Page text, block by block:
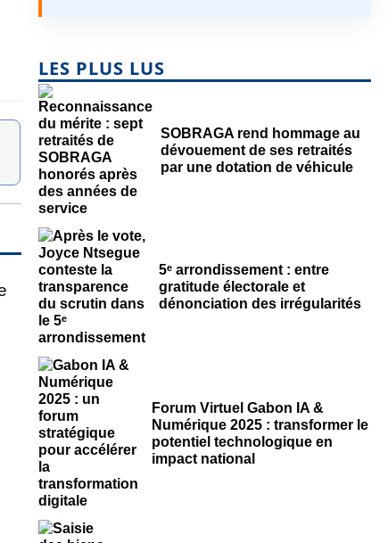
LES PLUS LUS
SOBRAGA rend hommage au
dévouement de ses retraités
par une dotation de véhicule
5ᵉ arrondissement : entre
gratitude électorale et
dénonciation des irrégularités
Forum Virtuel Gabon IA &
Numérique 2025 : transformer le
potentiel technologique en
impact national